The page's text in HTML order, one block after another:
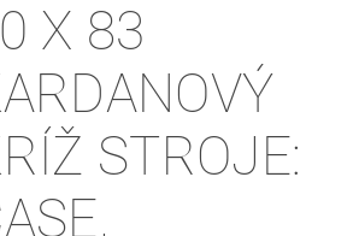
X 83
STROJE: